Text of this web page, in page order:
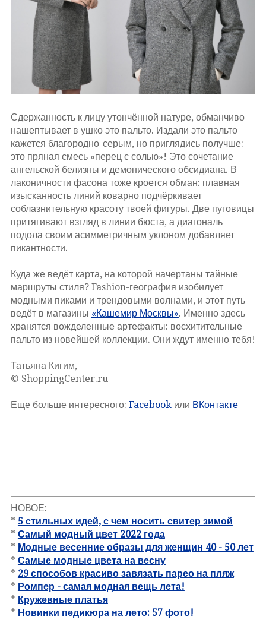
Сдержанность к лицу утончённой натуре, обманчиво
нашептывает в ушко это пальто. Издали это пальто
кажется благородно-серым, но приглядись получше:
это пряная смесь «перец с солью»! Это сочетание
ангельской белизны и демонического обсидиана. В
лаконичности фасона тоже кроется обман: плавная
изысканность линий коварно подчёркивает
соблазнительную красоту твоей фигуры. Две пуговицы
притягивают взгляд в линии бюста, а диагональ
подола своим асимметричным уклоном добавляет
пикантности.
Куда же ведёт карта, на которой начертаны тайные
маршруты стиля? Fashion-география изобилует
модными пиками и трендовыми волнами, и этот путь
ведёт в магазины «Кашемир Москвы». Именно здесь
хранятся вожделенные артефакты: восхитительные
пальто из новейшей коллекции. Они ждут именно тебя!
Татьяна Кигим,
© ShoppingCenter.ru
Еще больше интересного: Facebookили ВКонтакте
НОВОЕ:
* 5 стильных идей, с чем носить свитер зимой
* Самый модный цвет 2022 года
* Модные весенние образы для женщин 40 - 50 лет
* Самые модные цвета на весну
* 29 способов красиво завязать парео на пляж
* Ромпер - самая модная вещь лета!
* Кружевные платья
* Новинки педикюра на лето: 57 фото!